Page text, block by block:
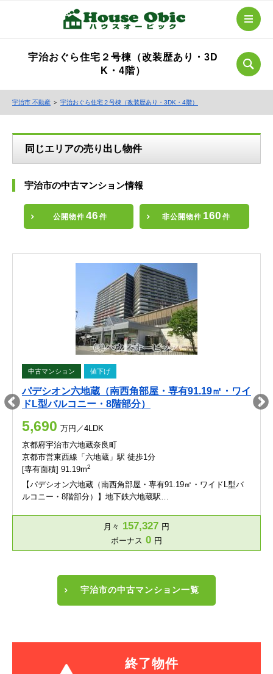
宇治おぐら住宅２号棟（改装歴あり・3D
K・4階）
宇治市 不動産 ＞ 宇治おぐら住宅２号棟（改装歴あり・3DK・4階）
同じエリアの売り出し物件
宇治市の中古マンション情報
公開物件 46 件 非公開物件 160 件
中古マンション 値下げ
パデシオン六地蔵（南西角部屋・専有91.19㎡・ワイ
ドL型バルコニー・8階部分）
5,690 万円／4LDK
京都府宇治市六地蔵奈良町
京都市営東西線「六地蔵」駅 徒歩1分
[専有面積] 91.19m2
【パデシオン六地蔵（南西角部屋・専有91.19㎡・ワイドL型バ
ルコニー・8階部分）】地下鉄六地蔵駅…
月々 157,327 円
ボーナス 0 円
宇治市の中古マンション一覧
終了物件